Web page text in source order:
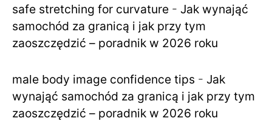
safe stretching for curvature - Jak wynająć
samochód za granicą i jak przy tym
zaoszczędzić – poradnik w 2026 roku
male body image confidence tips - Jak
wynająć samochód za granicą i jak przy tym
zaoszczędzić – poradnik w 2026 roku